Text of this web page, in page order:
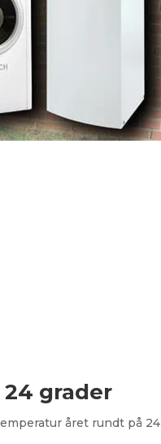
grader
året rundt på 24